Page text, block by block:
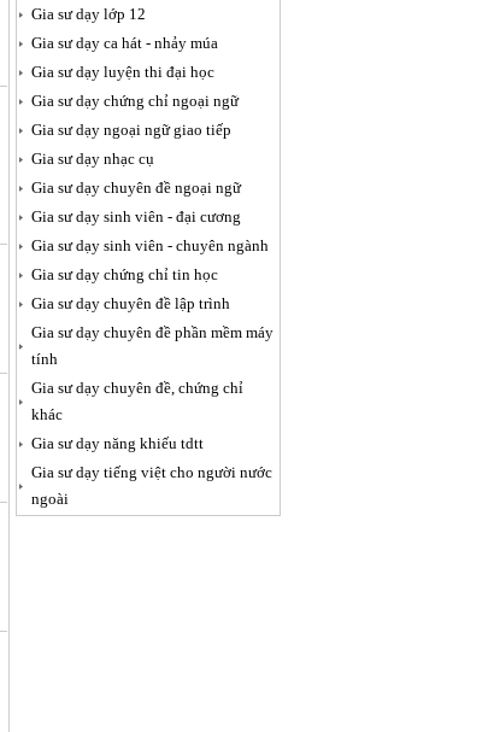
Gia sư dạy lớp 12
Gia sư dạy ca hát - nhảy múa
Gia sư dạy luyện thi đại học
Gia sư dạy chứng chỉ ngoại ngữ
Gia sư dạy ngoại ngữ giao tiếp
Gia sư dạy nhạc cụ
Gia sư dạy chuyên đề ngoại ngữ
Gia sư dạy sinh viên - đại cương
Gia sư dạy sinh viên - chuyên ngành
Gia sư dạy chứng chỉ tin học
Gia sư dạy chuyên đề lập trình
Gia sư dạy chuyên đề phần mềm máy
tính
Gia sư dạy chuyên đề, chứng chỉ
khác
Gia sư dạy năng khiếu tdtt
Gia sư dạy tiếng việt cho người nước
ngoài